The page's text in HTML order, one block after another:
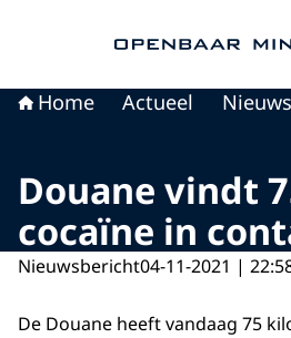
Home Actueel Nieuws
Douane vindt
cocaïne in
Nieuwsbericht04-11-2021 |
De Douane heeft vandaag 75